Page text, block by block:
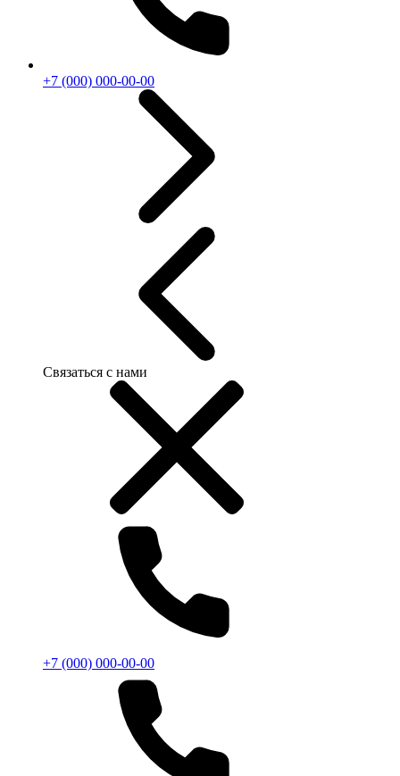
+7 (000) 000-00-00
Связаться с нами
+7 (000) 000-00-00